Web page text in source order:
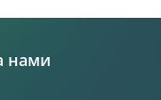
нами